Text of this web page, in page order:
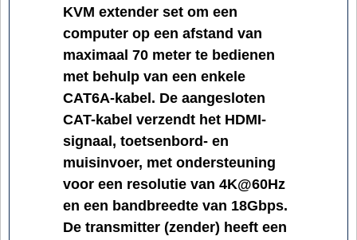
KVM extender set om een
computer op een afstand van
maximaal 70 meter te bedienen
met behulp van een enkele
CAT6A-kabel. De aangesloten
CAT-kabel verzendt het HDMI-
signaal, toetsenbord- en
muisinvoer, met ondersteuning
voor een resolutie van 4K@60Hz
en een bandbreedte van 18Gbps.
De transmitter (zender) heeft een